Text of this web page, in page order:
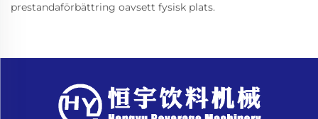
prestandaförbättring oavsett fysisk plats.